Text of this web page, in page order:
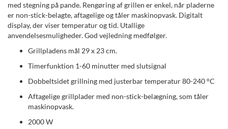
med stegning på pande. Rengøring af grillen er enkel, når pladerne
er non-stick-belagte, aftagelige og tåler maskinopvask. Digitalt
display, der viser temperatur og tid. Utallige
anvendelsesmuligheder. God vejledning medfølger.
Grillpladens mål 29 x 23 cm.
Timerfunktion 1-60 minutter med slutsignal
Dobbeltsidet grillning med justerbar temperatur 80-240 °C
Aftagelige grillplader med non-stick-belægning, som tåler
maskinopvask.
2000 W